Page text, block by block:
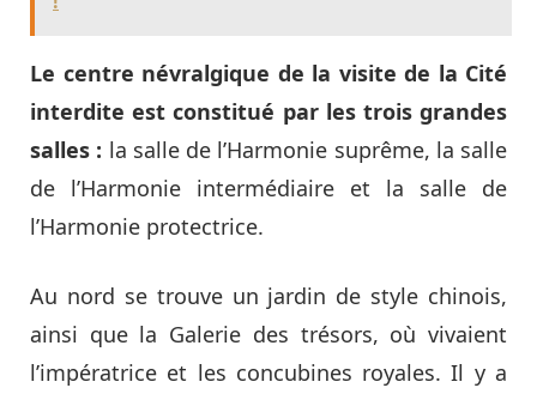
Le centre névralgique de la visite de la Cité
interdite est constitué par les trois grandes
salles : la salle de l’Harmonie suprême, la salle
de l’Harmonie intermédiaire et la salle de
l’Harmonie protectrice.
Au nord se trouve un jardin de style chinois,
ainsi que la Galerie des trésors, où vivaient
l’impératrice et les concubines royales. Il y a